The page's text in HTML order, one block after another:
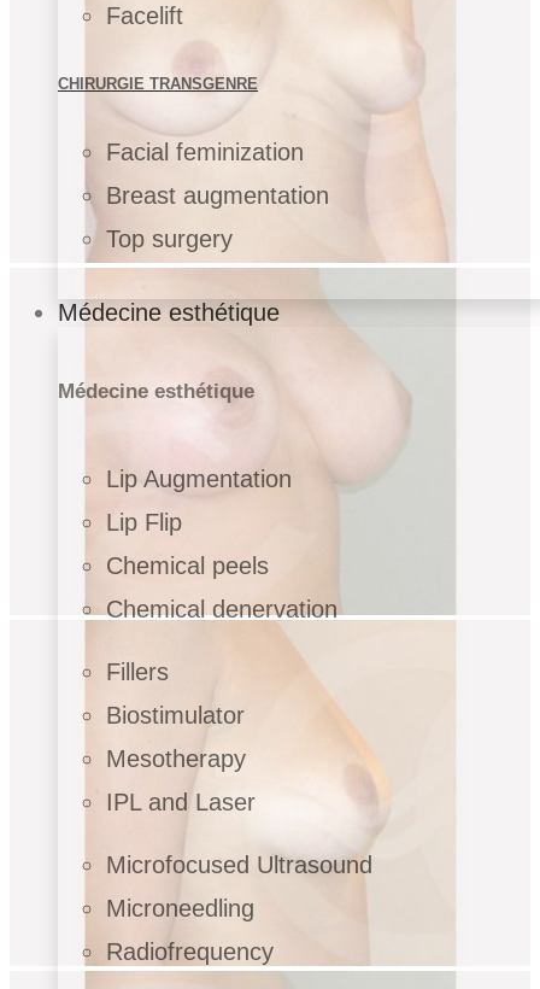
Facelift
CHIRURGIE TRANSGENRE
Facial feminization
Breast augmentation
Top surgery
Médecine esthétique
Médecine esthétique
Lip Augmentation
Lip Flip
Chemical peels
Chemical denervation
Fillers
Biostimulator
Mesotherapy
IPL and Laser
Microfocused Ultrasound
Microneedling
Radiofrequency